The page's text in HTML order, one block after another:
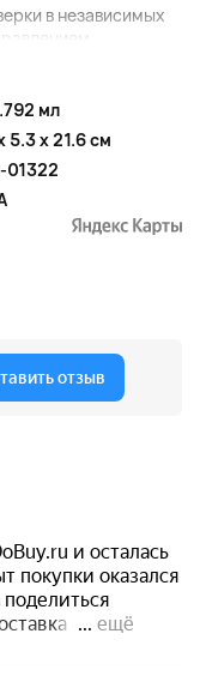
в независимых
мл
5.3 x 21.6 см
01322